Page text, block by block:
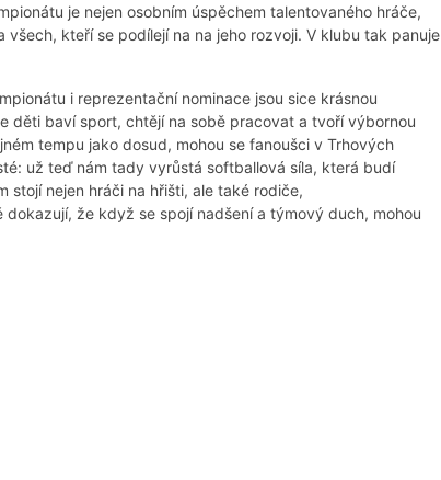
je nejen osobním úspěchem talentovaného hráče,
kteří se podílejí na na jeho rozvoji. V klubu tak panuje
i reprezentační nominace jsou sice krásnou
děti baví sport, chtějí na sobě pracovat a tvoří výbornou
tempu jako dosud, mohou se fanoušci v Trhových
už teď nám tady vyrůstá softballová síla, která budí
stojí nejen hráči na hřišti, ale také rodiče,
že když se spojí nadšení a týmový duch, mohou